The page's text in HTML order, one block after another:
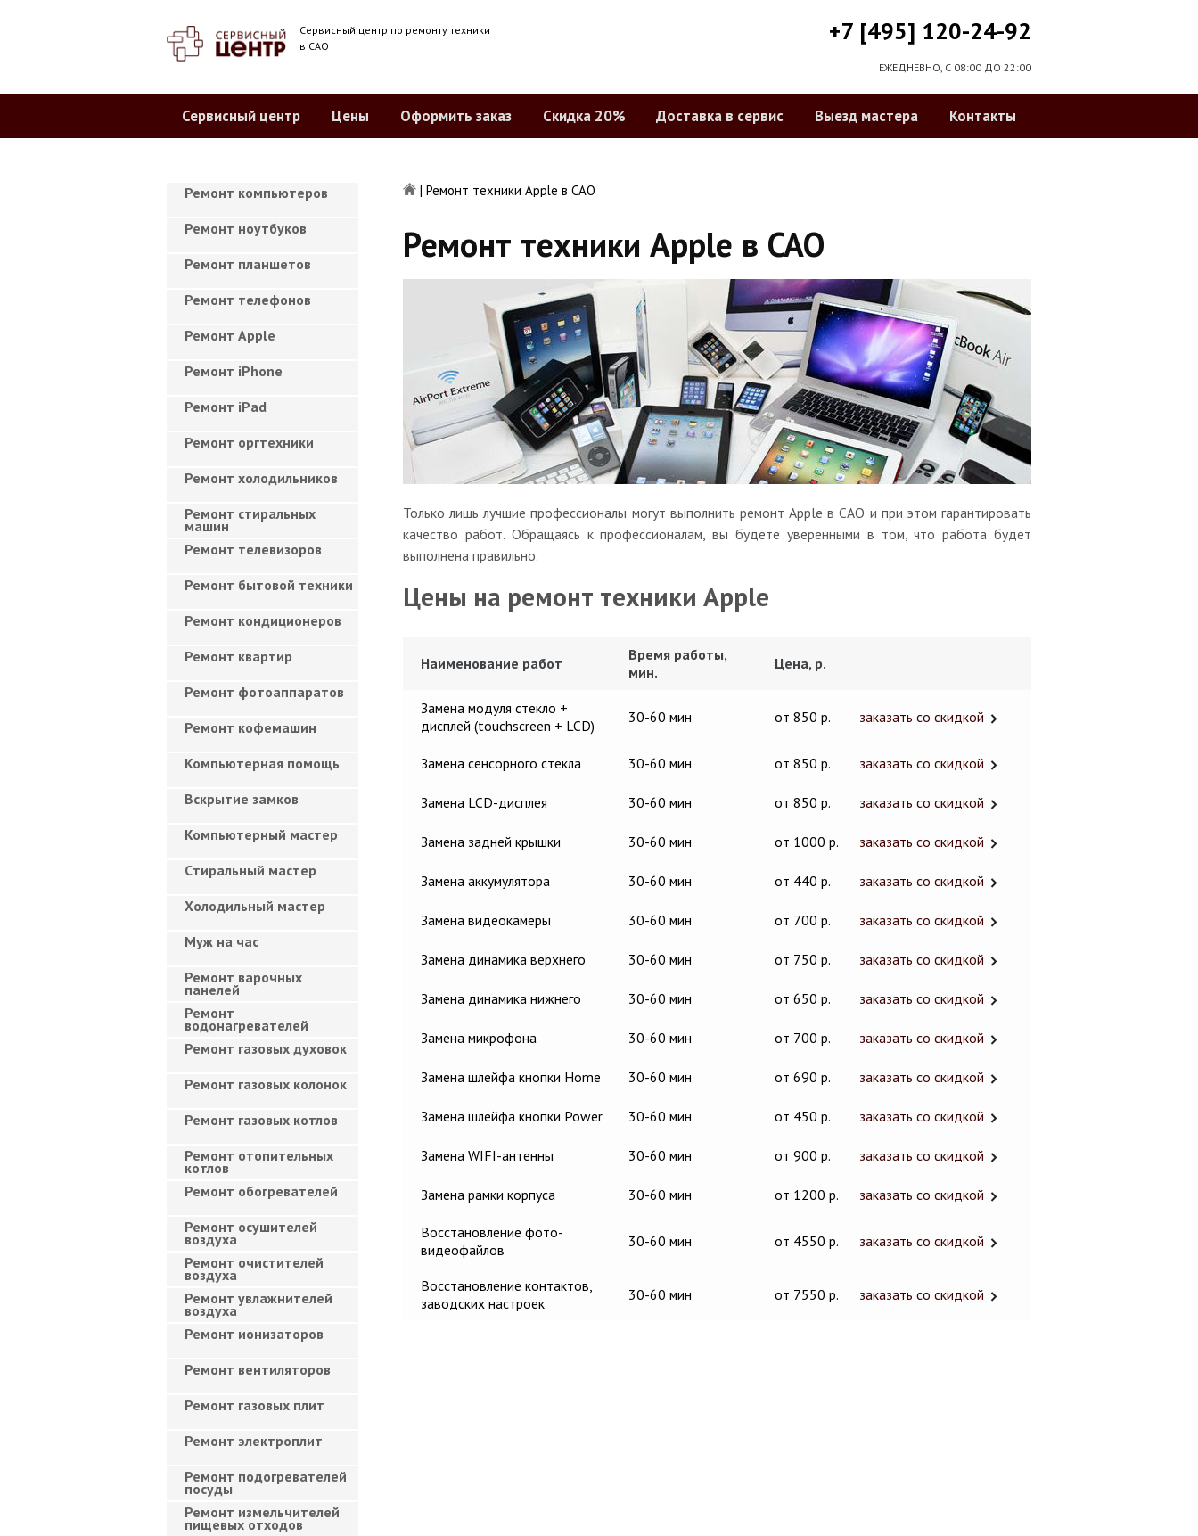
Сервисный центр по ремонту техники
в САО
+7 [495] 120-24-92
ЕЖЕДНЕВНО, С 08:00 ДО 22:00
Сервисный центр Цены Оформить заказ Скидка 20% Доставка в сервис Выезд мастера Контакты
| Ремонт техники Apple в САО
Ремонт техники Apple в САО
Только лишь лучшие профессионалы могут выполнить ремонт Apple в САО и при этом гарантировать
качество работ. Обращаясь к профессионалам, вы будете уверенными в том, что работа будет
выполнена правильно.
Цены на ремонт техники Apple
Наименование работ
Время работы,
мин.
Цена, р.
Замена модуля стекло +
дисплей (touchscreen + LCD)
30-60 мин от 850 р. заказать со скидкой
Замена сенсорного стекла 30-60 мин от 850 р. заказать со скидкой
Замена LCD-дисплея 30-60 мин от 850 р. заказать со скидкой
Замена задней крышки 30-60 мин от 1000 р. заказать со скидкой
Замена аккумулятора 30-60 мин от 440 р. заказать со скидкой
Замена видеокамеры 30-60 мин от 700 р. заказать со скидкой
Замена динамика верхнего 30-60 мин от 750 р. заказать со скидкой
Замена динамика нижнего 30-60 мин от 650 р. заказать со скидкой
Замена микрофона 30-60 мин от 700 р. заказать со скидкой
Замена шлейфа кнопки Home 30-60 мин от 690 р. заказать со скидкой
Замена шлейфа кнопки Power 30-60 мин от 450 р. заказать со скидкой
Замена WIFI-антенны 30-60 мин от 900 р. заказать со скидкой
Замена рамки корпуса 30-60 мин от 1200 р. заказать со скидкой
Восстановление фото-
видеофайлов
30-60 мин от 4550 р. заказать со скидкой
Восстановление контактов,
заводских настроек
30-60 мин от 7550 р. заказать со скидкой
Ремонт компьютеров
Ремонт ноутбуков
Ремонт планшетов
Ремонт телефонов
Ремонт Apple
Ремонт iPhone
Ремонт iPad
Ремонт оргтехники
Ремонт холодильников
Ремонт стиральных
машин
Ремонт телевизоров
Ремонт бытовой техники
Ремонт кондиционеров
Ремонт квартир
Ремонт фотоаппаратов
Ремонт кофемашин
Компьютерная помощь
Вскрытие замков
Компьютерный мастер
Cтиральный мастер
Холодильный мастер
Муж на час
Ремонт варочных
панелей
Ремонт
водонагревателей
Ремонт газовых духовок
Ремонт газовых колонок
Ремонт газовых котлов
Ремонт отопительных
котлов
Ремонт обогревателей
Ремонт осушителей
воздуха
Ремонт очистителей
воздуха
Ремонт увлажнителей
воздуха
Ремонт ионизаторов
Ремонт вентиляторов
Ремонт газовых плит
Ремонт электроплит
Ремонт подогревателей
посуды
Ремонт измельчителей
пищевых отходов